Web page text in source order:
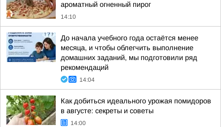
ароматный огненный пирог
14:10
До начала учебного года остаётся менее
месяца, и чтобы облегчить выполнение
домашних заданий, мы подготовили ряд
рекомендаций
14:04
Как добиться идеального урожая помидоров
в августе: секреты и советы
14:00